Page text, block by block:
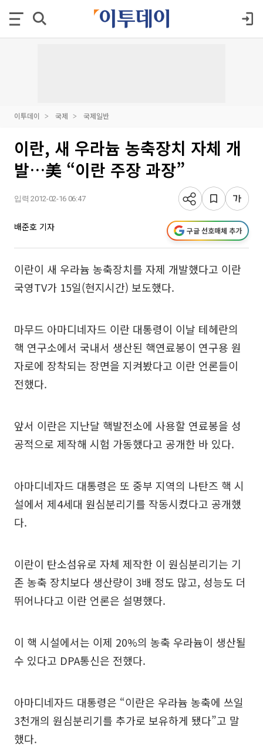
이투데이 국제 국제일반
이란, 새 우라늄 농축장치 자체 개
발…美 “이란 주장 과장”
입력 2012-02-16 06:47
배준호 기자 구글 선호매체 추가
이란이 새 우라늄 농축장치를 자제 개발했다고 이란
국영TV가 15일(현지시간) 보도했다.
마무드 아마디네자드 이란 대통령이 이날 테헤란의
핵 연구소에서 국내서 생산된 핵연료봉이 연구용 원
자로에 장착되는 장면을 지켜봤다고 이란 언론들이
전했다.
앞서 이란은 지난달 핵발전소에 사용할 연료봉을 성
공적으로 제작해 시험 가동했다고 공개한 바 있다.
아마디네자드 대통령은 또 중부 지역의 나탄즈 핵 시
설에서 제4세대 원심분리기를 작동시켰다고 공개했
다.
이란이 탄소섬유로 자체 제작한 이 원심분리기는 기
존 농축 장치보다 생산량이 3배 정도 많고, 성능도 더
뛰어나다고 이란 언론은 설명했다.
이 핵 시설에서는 이제 20%의 농축 우라늄이 생산될
수 있다고 DPA통신은 전했다.
아마디네자드 대통령은 “이란은 우라늄 농축에 쓰일
3천개의 원심분리기를 추가로 보유하게 됐다”고 말
했다.